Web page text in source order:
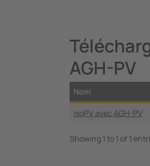
AGH-PV
Nom
isoPV avec AGH-PV
Showing 1 to 1 of 1